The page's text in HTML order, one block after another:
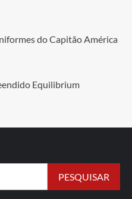
do Capitão América
Equilibrium